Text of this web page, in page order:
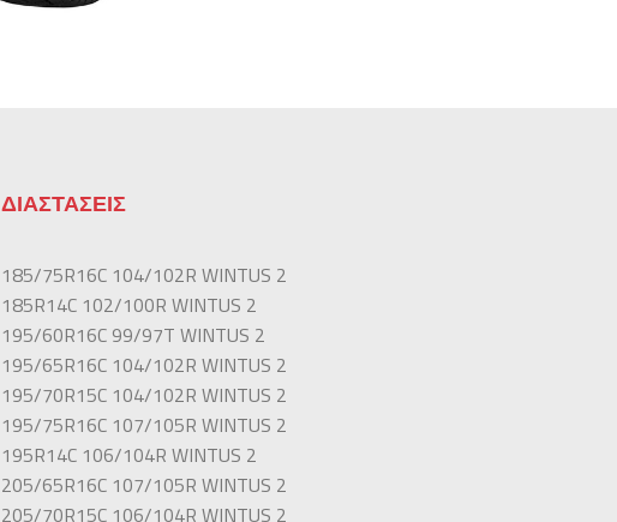
ΔΙΑΣΤΑΣΕΙΣ
185/75R16C 104/102R WINTUS 2
185R14C 102/100R WINTUS 2
195/60R16C 99/97T WINTUS 2
195/65R16C 104/102R WINTUS 2
195/70R15C 104/102R WINTUS 2
195/75R16C 107/105R WINTUS 2
195R14C 106/104R WINTUS 2
205/65R16C 107/105R WINTUS 2
205/70R15C 106/104R WINTUS 2